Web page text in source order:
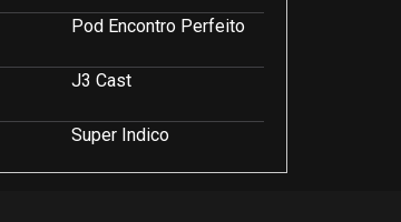
Pod Encontro Perfeito
J3 Cast
Super Indico